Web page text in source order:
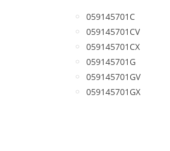
059145701C
059145701CV
059145701CX
059145701G
059145701GV
059145701GX